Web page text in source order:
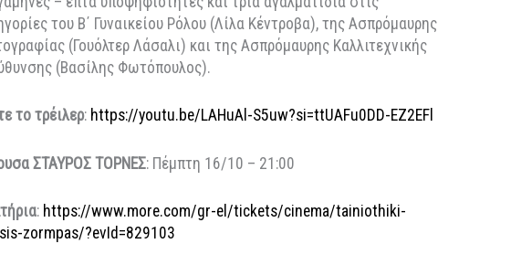
Ένας νεαρός βρετανός συγγραφέας έρχεται στην Κρήτη για να
επαναλειτουργήσει το ορυχείο που κληρονόμησε. Εκεί θα γνωριστεί με
τον Αλέξη Ζορμπά, έναν σκληροτράχηλο, αυθόρμητο και έξω καρδιά
Παρορμητικός και τυχοδιωκτικός, ο Ζορμπάς αναλαμβάνει να γίνει ο
του συγγραφέα με μια όμορφη χήρα καταλήγει σε τραγωδία, ο Ζορμπάς
υποδύεται την τυρανισμένη χήρα στη μεγαλύτερη διεθνή επιτυχία του
Κακογιάννη, μια ελεύθερη διασκευή του μυθιστορήματος